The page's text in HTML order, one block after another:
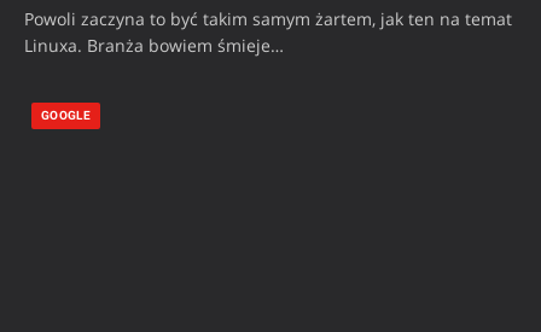
Powoli zaczyna to być takim samym żartem, jak ten na temat
Linuxa. Branża bowiem śmieje…
GOOGLE